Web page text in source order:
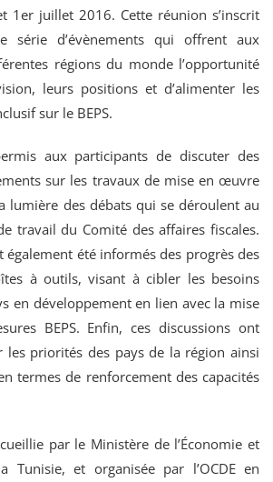
1er juillet 2016. Cette réunion s’inscrit
série d’évènements qui offrent aux
régions du monde l’opportunité
leurs positions et d’alimenter les
sur le BEPS.
aux participants de discuter des
sur les travaux de mise en œuvre
lumière des débats qui se déroulent au
travail du Comité des affaires fiscales.
également été informés des progrès des
à outils, visant à cibler les besoins
en développement en lien avec la mise
BEPS. Enfin, ces discussions ont
les priorités des pays de la région ainsi
termes de renforcement des capacités
par le Ministère de l’Économie et
Tunisie, et organisée par l’OCDE en